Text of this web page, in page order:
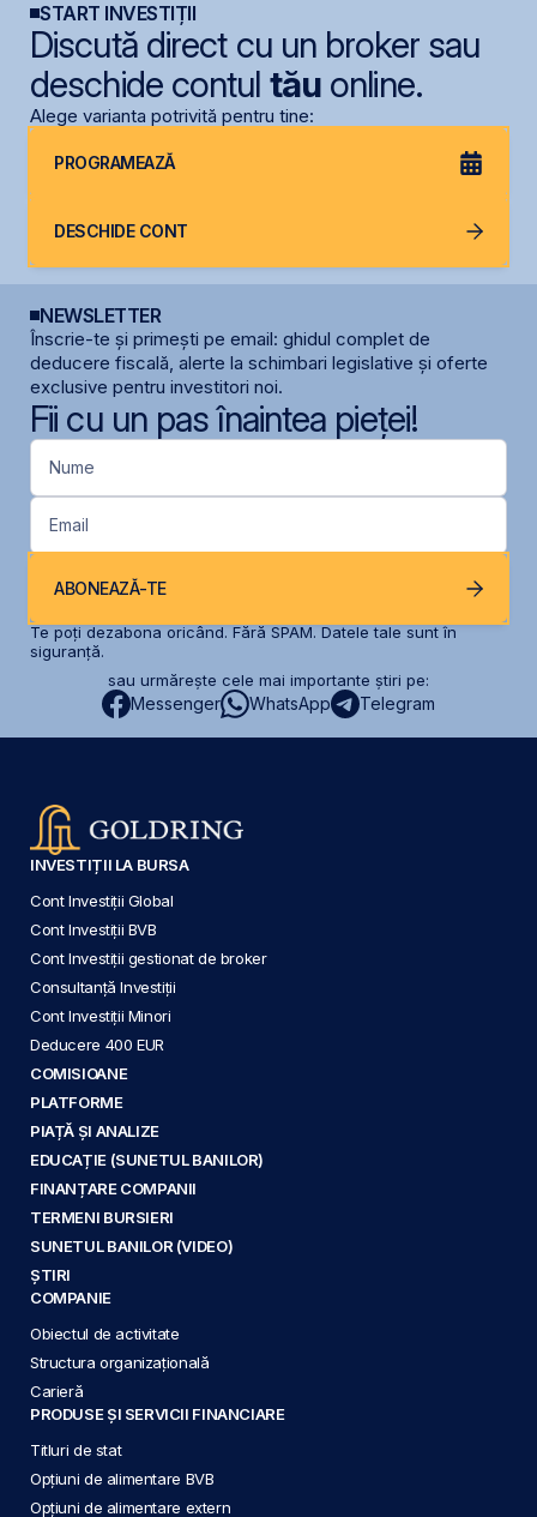
START INVESTIȚII
Discută direct cu un broker sau
deschide contul tăuonline.
Alege varianta potrivită pentru tine:
PROGRAMEAZĂ
DESCHIDE CONT
NEWSLETTER
Înscrie-te și primești pe email: ghidul complet de
deducere fiscală, alerte la schimbari legislative și oferte
exclusive pentru investitori noi.
Fii cu un pas înaintea pieței!
Nume
Email
ABONEAZĂ-TE
Te poți dezabona oricând. Fără SPAM. Datele tale sunt în
siguranță.
sau urmărește cele mai importante știri pe:
Messenger WhatsApp Telegram
INVESTIȚII LA BURSA
Cont Investiții Global
Cont Investiții BVB
Cont Investiții gestionat de broker
Consultanță Investiții
Cont Investiții Minori
Deducere 400 EUR
COMISIOANE
PLATFORME
PIAȚĂ ȘI ANALIZE
EDUCAȚIE (SUNETUL BANILOR)
FINANȚARE COMPANII
TERMENI BURSIERI
SUNETUL BANILOR (VIDEO)
ȘTIRI
COMPANIE
Obiectul de activitate
Structura organizațională
Carieră
PRODUSE ȘI SERVICII FINANCIARE
Titluri de stat
Opțiuni de alimentare BVB
Opțiuni de alimentare extern